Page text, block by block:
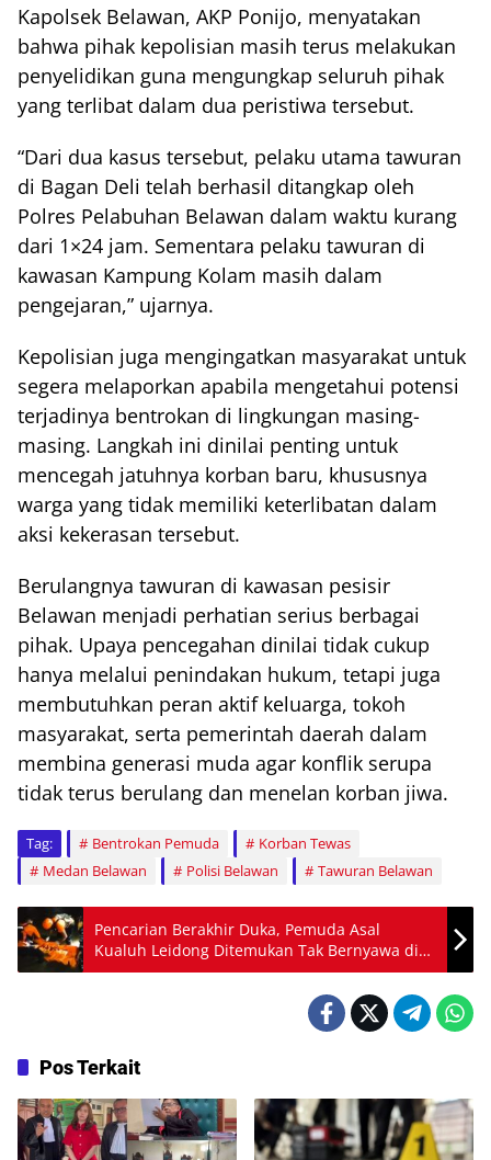
Kapolsek Belawan, AKP Ponijo, menyatakan
bahwa pihak kepolisian masih terus melakukan
penyelidikan guna mengungkap seluruh pihak
yang terlibat dalam dua peristiwa tersebut.
“Dari dua kasus tersebut, pelaku utama tawuran
di Bagan Deli telah berhasil ditangkap oleh
Polres Pelabuhan Belawan dalam waktu kurang
dari 1×24 jam. Sementara pelaku tawuran di
kawasan Kampung Kolam masih dalam
pengejaran,” ujarnya.
Kepolisian juga mengingatkan masyarakat untuk
segera melaporkan apabila mengetahui potensi
terjadinya bentrokan di lingkungan masing-
masing. Langkah ini dinilai penting untuk
mencegah jatuhnya korban baru, khususnya
warga yang tidak memiliki keterlibatan dalam
aksi kekerasan tersebut.
Berulangnya tawuran di kawasan pesisir
Belawan menjadi perhatian serius berbagai
pihak. Upaya pencegahan dinilai tidak cukup
hanya melalui penindakan hukum, tetapi juga
membutuhkan peran aktif keluarga, tokoh
masyarakat, serta pemerintah daerah dalam
membina generasi muda agar konflik serupa
tidak terus berulang dan menelan korban jiwa.
Tag: Bentrokan Pemuda
Korban Tewas
Medan Belawan
Polisi Belawan Tawuran Belawan
Pencarian Berakhir Duka, Pemuda Asal
Kualuh Leidong Ditemukan Tak Bernyawa di
Sungai Kualuh Hulu
Pos Terkait